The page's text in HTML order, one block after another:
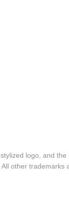
logo, and
other trademarks